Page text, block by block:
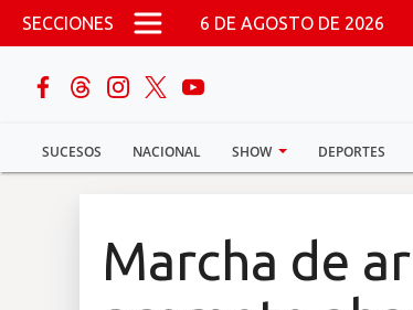
Pasar al contenido principal
SECCIONES 6 DE AGOSTO DE 2026
SUCESOS NACIONAL SHOW DEPORTES
buscar
Sucesos
Marcha de